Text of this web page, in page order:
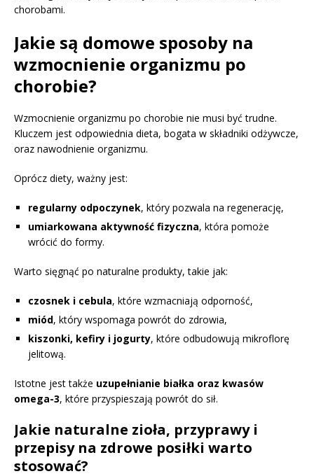
chorobami.
Jakie są domowe sposoby na
wzmocnienie organizmu po
chorobie?
Wzmocnienie organizmu po chorobie nie musi być trudne.
Kluczem jest odpowiednia dieta, bogata w składniki odżywcze,
oraz nawodnienie organizmu.
Oprócz diety, ważny jest:
regularny odpoczynek, który pozwala na regenerację,
umiarkowana aktywność fizyczna, która pomoże
wrócić do formy.
Warto sięgnąć po naturalne produkty, takie jak:
czosnek i cebula, które wzmacniają odporność,
miód, który wspomaga powrót do zdrowia,
kiszonki, kefiry i jogurty, które odbudowują mikroflorę
jelitową.
Istotne jest także uzupełnianie białka oraz kwasów
omega-3, które przyspieszają powrót do sił.
Jakie naturalne zioła, przyprawy i
przepisy na zdrowe posiłki warto
stosować?